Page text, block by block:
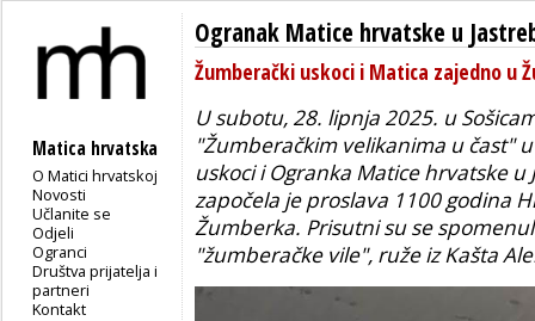
Matica hrvatska
O Matici hrvatskoj
Novosti
Učlanite se
Odjeli
Ogranci
Društva prijatelja i
partneri
Kontakt
Ogranak Matice hrvatske u
Žumberački uskoci i Matica zajedno u
U subotu, 28. lipnja 2025. u
"Žumberačkim velikanima u čast"
uskoci i Ogranka Matice hrvatske
započela je proslava 1100 godina
Žumberka. Prisutni su se
"žumberačke vile", ruže iz Kašta